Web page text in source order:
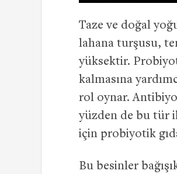
Taze ve doğal
lahana turşusu,
yüksektir.
kalmasına
rol oynar.
yüzden de bu tür
için probiyotik
Bu besinler